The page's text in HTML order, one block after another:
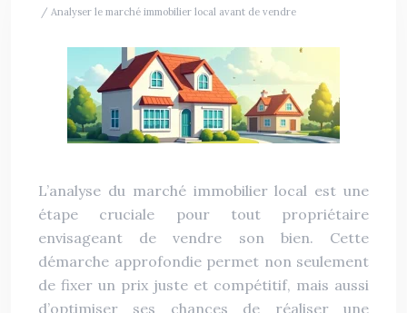
/ Analyser le marché immobilier local avant de vendre
L’analyse du marché immobilier local est une
étape cruciale pour tout propriétaire
envisageant de vendre son bien. Cette
démarche approfondie permet non seulement
de fixer un prix juste et compétitif, mais aussi
d’optimiser ses chances de réaliser une